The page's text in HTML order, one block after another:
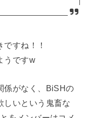
すね！！
うですw
係がなく、BiSHの
しいという鬼畜な